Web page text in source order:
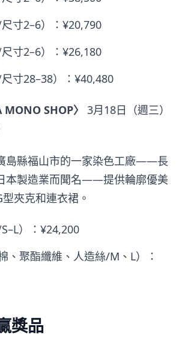
寸2–6）：¥20,790
寸2–6）：¥26,180
寸28–38）：¥40,480
MONO SHOP〉
3月18日（週三）
島縣福山市的一家染色工廠——長
本製造業而聞名——提供輪廓優美
夾克和連衣裙。
）：¥24,200
、聚酯纖維、人造絲/M、L）：
獎品